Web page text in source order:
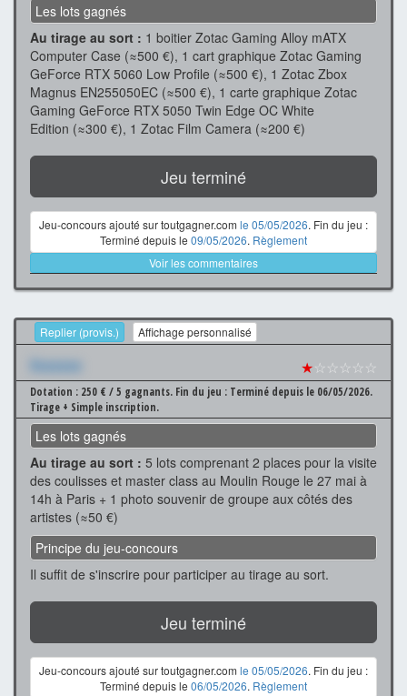
Les lots gagnés
Au tirage au sort : 1 boitier Zotac Gaming Alloy mATX
Computer Case (≈500 €), 1 cart graphique Zotac Gaming
GeForce RTX 5060 Low Profile (≈500 €), 1 Zotac Zbox
Magnus EN255050EC (≈500 €), 1 carte graphique Zotac
Gaming GeForce RTX 5050 Twin Edge OC White
Edition (≈300 €), 1 Zotac Film Camera (≈200 €)
Jeu terminé
Jeu-concours ajouté sur toutgagner.com le 05/05/2026. Fin du jeu :
Terminé depuis le 09/05/2026. Règlement
Voir les commentaires
Replier (provis.) Affichage personnalisé
Xxxxxxx ★☆☆☆☆☆
Dotation : 250 € / 5 gagnants. Fin du jeu : Terminé depuis le 06/05/2026.
Tirage + Simple inscription.
Les lots gagnés
Au tirage au sort : 5 lots comprenant 2 places pour la visite
des coulisses et master class au Moulin Rouge le 27 mai à
14h à Paris + 1 photo souvenir de groupe aux côtés des
artistes (≈50 €)
Principe du jeu-concours
Il suffit de s'inscrire pour participer au tirage au sort.
Jeu terminé
Jeu-concours ajouté sur toutgagner.com le 05/05/2026. Fin du jeu :
Terminé depuis le 06/05/2026. Règlement